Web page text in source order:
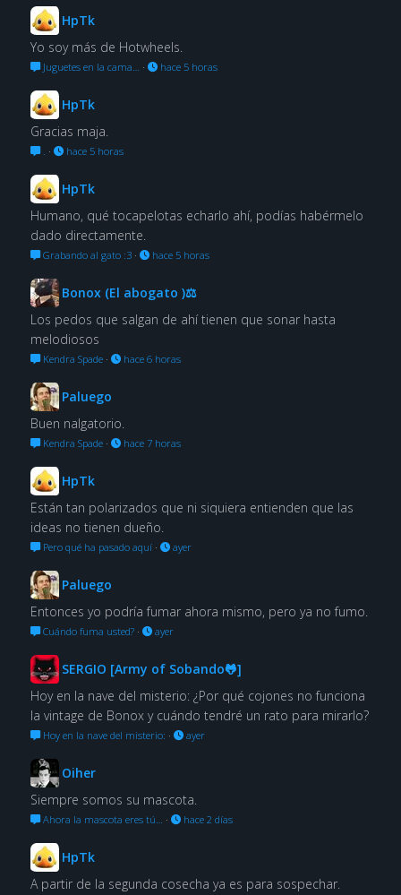
HpTk
Yo soy más de Hotwheels.
Juguetes en la cama… · hace 5 horas
HpTk
Gracias maja.
. · hace 5 horas
HpTk
Humano, qué tocapelotas echarlo ahí, podías habérmelo
dado directamente.
Grabando al gato :3· hace 5 horas
Bonox (El abogato )⚖
Los pedos que salgan de ahí tienen que sonar hasta
melodiosos
Kendra Spade· hace 6 horas
Paluego
Buen nalgatorio.
Kendra Spade· hace 7 horas
HpTk
Están tan polarizados que ni siquiera entienden que las
ideas no tienen dueño.
Pero qué ha pasado aquí· ayer
Paluego
Entonces yo podría fumar ahora mismo, pero ya no fumo.
Cuándo fuma usted?· ayer
SERGIO [Army of Sobando🐸]
Hoy en la nave del misterio: ¿Por qué cojones no funciona
la vintage de Bonox y cuándo tendré un rato para mirarlo?
Hoy en la nave del misterio: · ayer
Oiher
Siempre somos su mascota.
Ahora la mascota eres tú… · hace 2 días
HpTk
A partir de la segunda cosecha ya es para sospechar.